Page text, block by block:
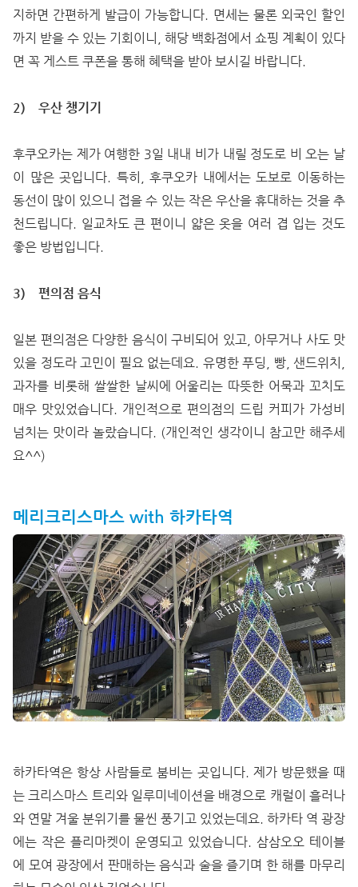
지하면 간편하게 발급이 가능합니다. 면세는 물론 외국인 할인
까지 받을 수 있는 기회이니, 해당 백화점에서 쇼핑 계획이 있다
면 꼭 게스트 쿠폰을 통해 혜택을 받아 보시길 바랍니다.
2) 우산 챙기기
후쿠오카는 제가 여행한 3일 내내 비가 내릴 정도로 비 오는 날
이 많은 곳입니다. 특히, 후쿠오카 내에서는 도보로 이동하는
동선이 많이 있으니 접을 수 있는 작은 우산을 휴대하는 것을 추
천드립니다. 일교차도 큰 편이니 얇은 옷을 여러 겹 입는 것도
좋은 방법입니다.
3) 편의점 음식
일본 편의점은 다양한 음식이 구비되어 있고, 아무거나 사도 맛
있을 정도라 고민이 필요 없는데요. 유명한 푸딩, 빵, 샌드위치,
과자를 비롯해 쌀쌀한 날씨에 어울리는 따뜻한 어묵과 꼬치도
매우 맛있었습니다. 개인적으로 편의점의 드립 커피가 가성비
넘치는 맛이라 놀랐습니다. (개인적인 생각이니 참고만 해주세
요^^)
메리크리스마스 with 하카타역
하카타역은 항상 사람들로 붐비는 곳입니다. 제가 방문했을 때
는 크리스마스 트리와 일루미네이션을 배경으로 캐럴이 흘러나
와 연말 겨울 분위기를 물씬 풍기고 있었는데요. 하카타 역 광장
에는 작은 플리마켓이 운영되고 있었습니다. 삼삼오오 테이블
에 모여 광장에서 판매하는 음식과 술을 즐기며 한 해를 마무리